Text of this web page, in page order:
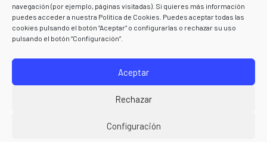
navegación (por ejemplo, páginas visitadas). Si quieres más información
puedes acceder a nuestra Política de Cookies. Puedes aceptar todas las
cookies pulsando el botón “Aceptar” o configurarlas o rechazar su uso
pulsando el botón “Configuración”.
Aceptar
Rechazar
Configuración
Powered by